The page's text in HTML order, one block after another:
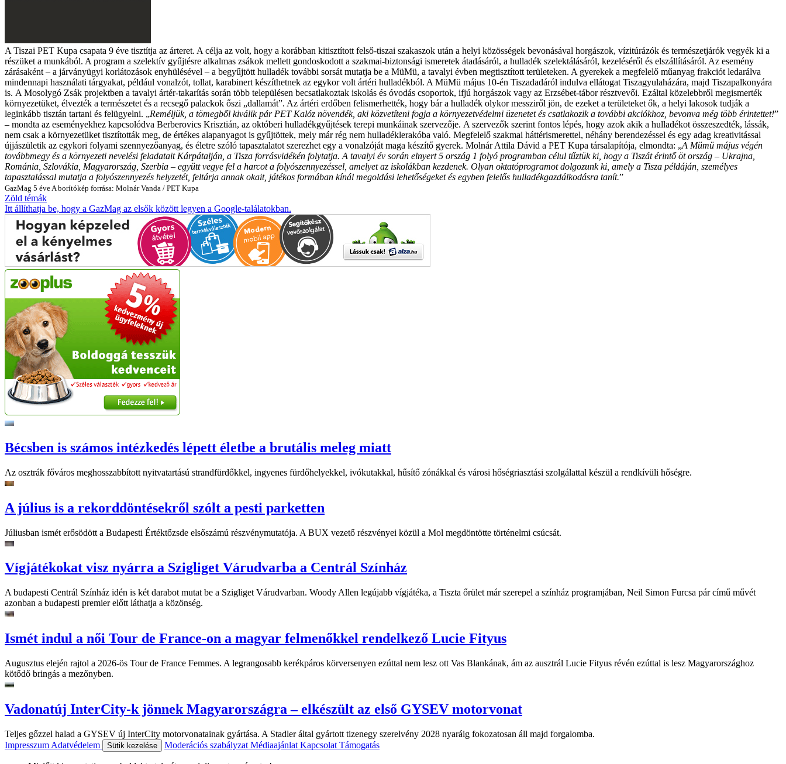
A Tiszai PET Kupa csapata 9 éve tisztítja az árteret. A célja az volt, hogy a korábban kitisztított felső-tiszai szakaszok után a helyi közösségek bevonásával horgászok, vízitúrázók és természetjárók vegyék ki a
részüket a munkából. A program a szelektív gyűjtésre alkalmas zsákok mellett gondoskodott a szakmai-biztonsági ismeretek átadásáról, a hulladék szelektálásáról, kezeléséről és elszállításáról. Az esemény
zárásaként – a járványügyi korlátozások enyhülésével – a begyűjtött hulladék további sorsát mutatja be a MüMü, a tavalyi évben megtisztított területeken. A gyerekek a megfelelő műanyag frakciót ledarálva
mindennapi használati tárgyakat, például vonalzót, tollat, karabinert készíthetnek az egykor volt ártéri hulladékból. A MüMü május 10-én Tiszadadáról indulva ellátogat Tiszagyulaházára, majd Tiszapalkonyára
is. A Mosolygó Zsák projektben a tavalyi ártér-takarítás során több településen becsatlakoztak iskolás és óvodás csoportok, ifjú horgászok vagy az Erzsébet-tábor résztvevői. Ezáltal közelebbről megismerték
környezetüket, élvezték a természetet és a recsegő palackok őszi „dallamát”. Az ártéri erdőben felismerhették, hogy bár a hulladék olykor messziről jön, de ezeket a területeket ők, a helyi lakosok tudják a
leginkább tisztán tartani és felügyelni. „Reméljük, a tömegből kiválik pár PET Kalóz növendék, aki közvetíteni fogja a környezetvédelmi üzenetet és csatlakozik a további akciókhoz, bevonva még több érintettet!”
– mondta az eseményekhez kapcsolódva Berberovics Krisztián, az októberi hulladékgyűjtések terepi munkáinak szervezője. A szervezők szerint fontos lépés, hogy azok akik a hulladékot összeszedték, lássák,
nem csak a környezetüket tisztították meg, de értékes alapanyagot is gyűjtöttek, mely már rég nem hulladéklerakóba való. Megfelelő szakmai háttérismerettel, néhány berendezéssel és egy adag kreativitással
újjászületik az egykori folyami szennyezőanyag, és életre szóló tapasztalatot szerezhet egy a vonalzóját maga készítő gyerek. Molnár Attila Dávid a PET Kupa társalapítója, elmondta: „A Mümü május végén
továbbmegy és a környezeti nevelési feladatait Kárpátalján, a Tisza forrásvidékén folytatja. A tavalyi év során elnyert 5 ország 1 folyó programban célul tűztük ki, hogy a Tiszát érintő öt ország – Ukrajna,
Románia, Szlovákia, Magyarország, Szerbia – együtt vegye fel a harcot a folyószennyezéssel, amelyet az iskolákban kezdenek. Olyan oktatóprogramot dolgozunk ki, amely a Tisza példáján, személyes
tapasztalással mutatja a folyószennyezés helyzetét, feltárja annak okait, játékos formában kínál megoldási lehetőségeket és egyben felelős hulladékgazdálkodásra tanít.”
GazMag 5 éve A borítókép forrása: Molnár Vanda / PET Kupa
Zöld témák
Itt állíthatja be, hogy a GazMag az elsők között legyen a Google-találatokban.
Bécsben is számos intézkedés lépett életbe a brutális meleg miatt
Az osztrák főváros meghosszabbított nyitvatartású strandfürdőkkel, ingyenes fürdőhelyekkel, ivókutakkal, hűsítő zónákkal és városi hőségriasztási szolgálattal készül a rendkívüli hőségre.
A július is a rekorddöntésekről szólt a pesti parketten
Júliusban ismét erősödött a Budapesti Értéktőzsde elsőszámú részvénymutatója. A BUX vezető részvényei közül a Mol megdöntötte történelmi csúcsát.
Vígjátékokat visz nyárra a Szigliget Várudvarba a Centrál Színház
A budapesti Centrál Színház idén is két darabot mutat be a Szigliget Várudvarban. Woody Allen legújabb vígjátéka, a Tiszta őrület már szerepel a színház programjában, Neil Simon Furcsa pár című művét
azonban a budapesti premier előtt láthatja a közönség.
Ismét indul a női Tour de France-on a magyar felmenőkkel rendelkező Lucie Fityus
Augusztus elején rajtol a 2026-ös Tour de France Femmes. A legrangosabb kerékpáros körversenyen ezúttal nem lesz ott Vas Blankának, ám az ausztrál Lucie Fityus révén ezúttal is lesz Magyarországhoz
kötődő bringás a mezőnyben.
Vadonatúj InterCity-k jönnek Magyarországra – elkészült az első GYSEV motorvonat
Teljes gőzzel halad a GYSEV új InterCity motorvonatainak gyártása. A Stadler által gyártott tizenegy szerelvény 2028 nyaráig fokozatosan áll majd forgalomba.
Impresszum Adatvédelem Sütik kezelése Moderációs szabályzat Médiaajánlat Kapcsolat Támogatás